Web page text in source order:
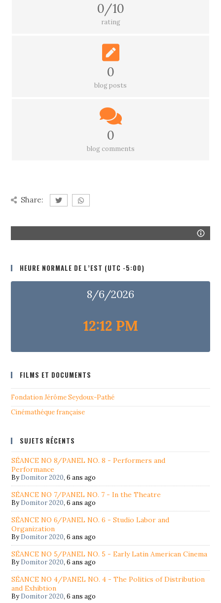
0/10
rating
0
blog posts
0
blog comments
Share:
HEURE NORMALE DE L’EST (UTC -5:00)
8/6/2026
12:12 PM
FILMS ET DOCUMENTS
Fondation Jérôme Seydoux-Pathé
Cinémathéque française
SUJETS RÉCENTS
SÉANCE NO 8/PANEL NO. 8 - Performers and
Performance
ByDomitor 2020,6 ans ago
SÉANCE NO 7/PANEL NO. 7 - In the Theatre
ByDomitor 2020,6 ans ago
SÉANCE NO 6/PANEL NO. 6 - Studio Labor and
Organization
ByDomitor 2020,6 ans ago
SÉANCE NO 5/PANEL NO. 5 - Early Latin American Cinema
ByDomitor 2020,6 ans ago
SÉANCE NO 4/PANEL NO. 4 - The Politics of Distribution
and Exhibtion
ByDomitor 2020,6 ans ago